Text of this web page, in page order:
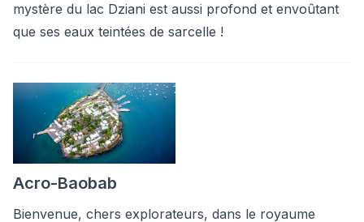
mystère du lac Dziani est aussi profond et envoûtant
que ses eaux teintées de sarcelle !
Acro-Baobab
Bienvenue, chers explorateurs, dans le royaume